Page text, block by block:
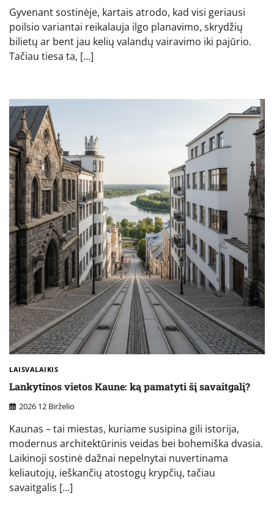
Gyvenant sostinėje, kartais atrodo, kad visi geriausi
poilsio variantai reikalauja ilgo planavimo, skrydžių
bilietų ar bent jau kelių valandų vairavimo iki pajūrio.
Tačiau tiesa ta, […]
LAISVALAIKIS
Lankytinos vietos Kaune: ką pamatyti šį savaitgalį?
2026 12 Birželio
Kaunas – tai miestas, kuriame susipina gili istorija,
modernus architektūrinis veidas bei bohemiška dvasia.
Laikinoji sostinė dažnai nepelnytai nuvertinama
keliautojų, ieškančių atostogų krypčių, tačiau
savaitgalis […]